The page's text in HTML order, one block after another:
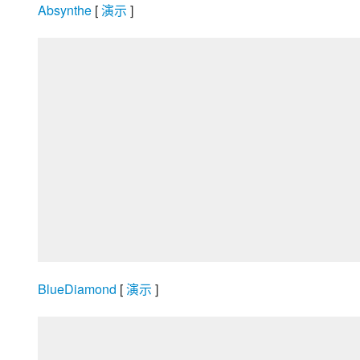
Absynthe [ 演示 ]
BlueDiamond [ 演示 ]